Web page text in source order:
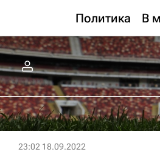
Политика В
23:02 18.09.2022